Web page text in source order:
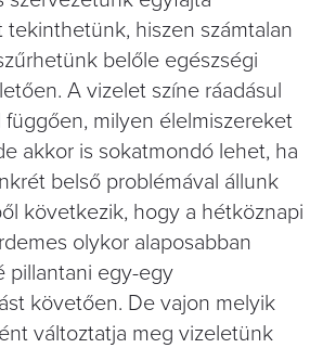
tekinthetünk, hiszen számtalan
belőle egészségi
A vizelet színe ráadásul
milyen élelmiszereket
akkor is sokatmondó lehet, ha
belső problémával állunk
következik, hogy a hétköznapi
olykor alaposabban
pillantani egy-egy
követően. De vajon melyik
változtatja meg vizeletünk